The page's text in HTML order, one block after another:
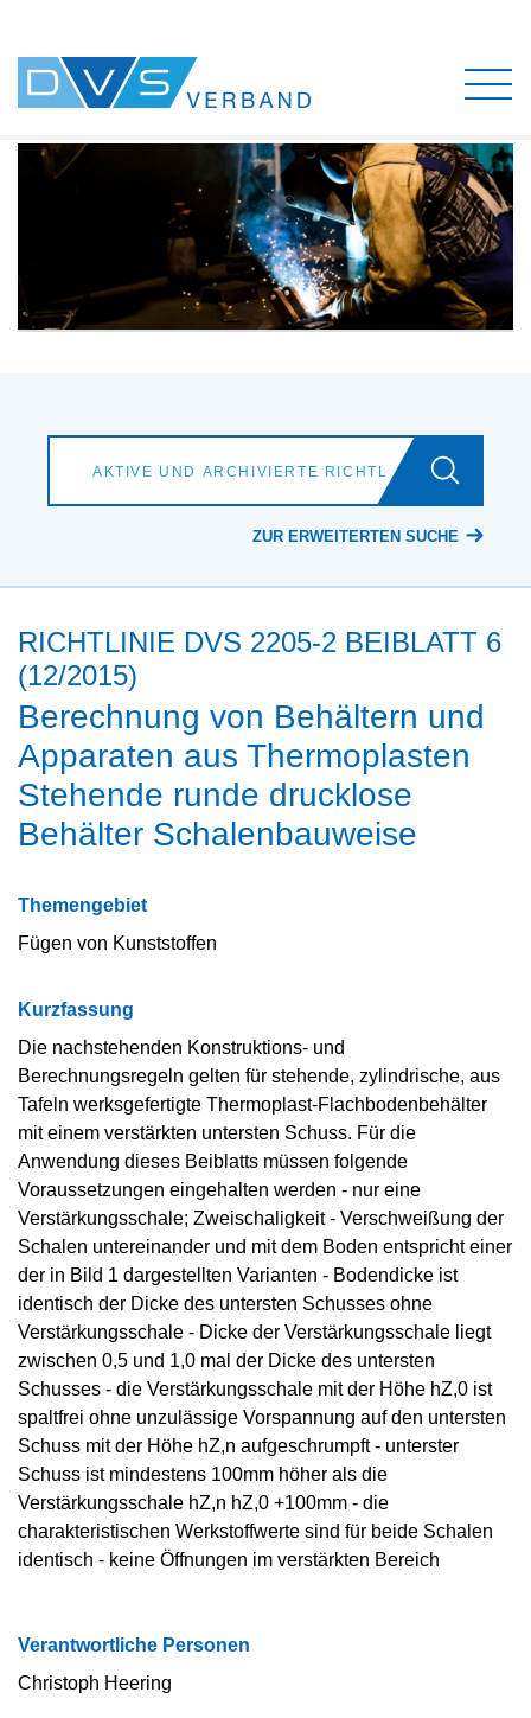
ZUR ERWEITERTEN SUCHE
RICHTLINIE DVS 2205-2 BEIBLATT 6
(12/2015)
Berechnung von Behältern und
Apparaten aus Thermoplasten
Stehende runde drucklose
Behälter Schalenbauweise
Themengebiet
Fügen von Kunststoffen
Kurzfassung
Die nachstehenden Konstruktions- und
Berechnungsregeln gelten für stehende, zylindrische, aus
Tafeln werksgefertigte Thermoplast-Flachbodenbehälter
mit einem verstärkten untersten Schuss. Für die
Anwendung dieses Beiblatts müssen folgende
Voraussetzungen eingehalten werden - nur eine
Verstärkungsschale; Zweischaligkeit - Verschweißung der
Schalen untereinander und mit dem Boden entspricht einer
der in Bild 1 dargestellten Varianten - Bodendicke ist
identisch der Dicke des untersten Schusses ohne
Verstärkungsschale - Dicke der Verstärkungsschale liegt
zwischen 0,5 und 1,0 mal der Dicke des untersten
Schusses - die Verstärkungsschale mit der Höhe hZ,0 ist
spaltfrei ohne unzulässige Vorspannung auf den untersten
Schuss mit der Höhe hZ,n aufgeschrumpft - unterster
Schuss ist mindestens 100mm höher als die
Verstärkungsschale hZ,n hZ,0 +100mm - die
charakteristischen Werkstoffwerte sind für beide Schalen
identisch - keine Öffnungen im verstärkten Bereich
Verantwortliche Personen
Christoph Heering